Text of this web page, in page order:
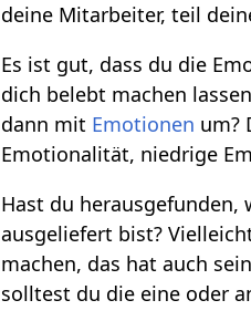
deine Mitarbeiter, teil
Es ist gut, dass du die
dich belebt machen
dann mit Emotionen um?
Emotionalität, niedrige
Hast du herausgefunden,
ausgeliefert bist?
machen, das hat auch
solltest du die eine oder